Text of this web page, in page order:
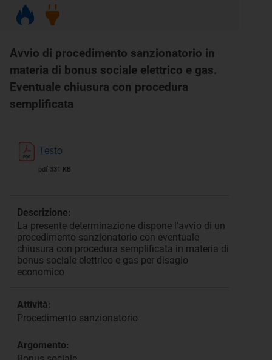
Avvio di procedimento sanzionatorio in
materia di bonus sociale elettrico e gas.
Eventuale chiusura con procedura
semplificata
Testo
pdf 331 KB
Descrizione:
La presente determinazione dispone l’avvio di un
procedimento sanzionatorio con eventuale
chiusura con procedura semplificata in materia di
bonus sociale elettrico e gas per disagio
economico
Attività:
Procedimento sanzionatorio
Argomento: